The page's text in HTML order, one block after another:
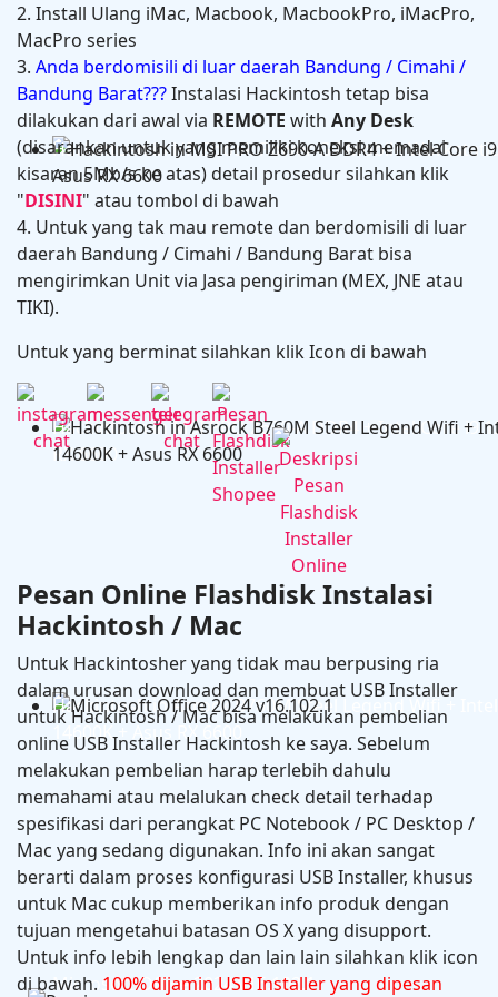
Hackintosh in HP Zbook Power G7 Mobile
Hackintosh in MSI PRO Z690-A DDR4 + Intel Core i9
RX 6600
Hackintosh in Asrock B760M Steel Legend Wifi +
14600K + Asus RX 6600
Microsoft Office 2024 v16.102.1
2. Install Ulang iMac, Macbook, MacbookPro, iMacPro,
MacPro series
3. Anda berdomisili di luar daerah Bandung / Cimahi /
Bandung Barat???Instalasi Hackintosh tetap bisa
dilakukan dari awal via REMOTE with Any Desk
(disarankan untuk yang memiliki koneksi memadai
kisaran 5Mb/s ke atas) detail prosedur silahkan klik
"DISINI" atau tombol di bawah
4. Untuk yang tak mau remote dan berdomisili di luar
daerah Bandung / Cimahi / Bandung Barat bisa
mengirimkan Unit via Jasa pengiriman (MEX, JNE atau
TIKI).
Untuk yang berminat silahkan klik Icon di bawah
Pesan Online Flashdisk Instalasi
Hackintosh / Mac
Untuk Hackintosher yang tidak mau berpusing ria
dalam urusan download dan membuat USB Installer
untuk Hackintosh / Mac bisa melakukan pembelian
online USB Installer Hackintosh ke saya. Sebelum
melakukan pembelian harap terlebih dahulu
memahami atau melalukan check detail terhadap
spesifikasi dari perangkat PC Notebook / PC Desktop /
Mac yang sedang digunakan. Info ini akan sangat
berarti dalam proses konfigurasi USB Installer, khusus
untuk Mac cukup memberikan info produk dengan
tujuan mengetahui batasan OS X yang disupport.
Untuk info lebih lengkap dan lain lain silahkan klik icon
di bawah. 100% dijamin USB Installer yang dipesan